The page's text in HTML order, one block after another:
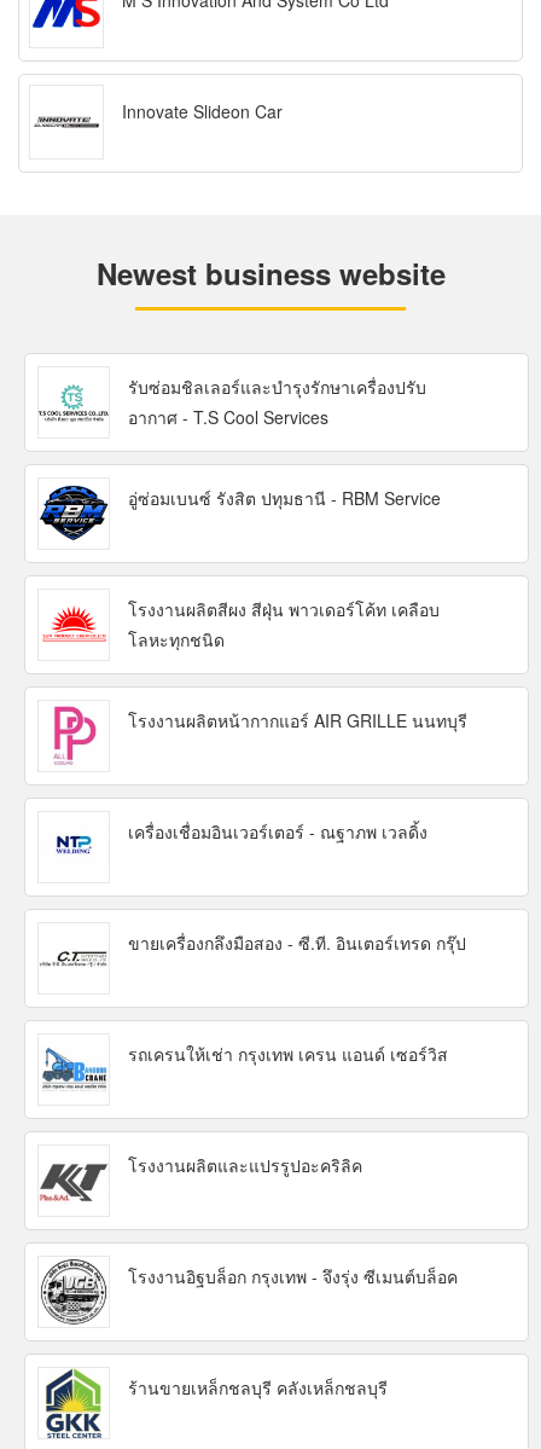
Innovate Slideon Car
Newest business website
รับซ่อมชิลเลอร์และบำรุงรักษาเครื่องปรับ
อากาศ - T.S Cool Services
อู่ซ่อมเบนซ์ รังสิต ปทุมธานี - RBM Service
โรงงานผลิตสีผง สีฝุ่น พาวเดอร์โค้ท เคลือบ
โลหะทุกชนิด
โรงงานผลิตหน้ากากแอร์ AIR GRILLE นนทบุรี
เครื่องเชื่อมอินเวอร์เตอร์ - ณฐาภพ เวลดิ้ง
ขายเครื่องกลึงมือสอง - ซี.ที. อินเตอร์เทรด กรุ๊ป
รถเครนให้เช่า กรุงเทพ เครน แอนด์ เซอร์วิส
โรงงานผลิตและแปรรูปอะคริลิค
โรงงานอิฐบล็อก กรุงเทพ - จึงรุ่ง ซีเมนต์บล็อค
ร้านขายเหล็กชลบุรี คลังเหล็กชลบุรี